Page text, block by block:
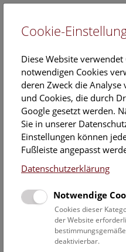
Hier finden Sie die aktuellen
Tages. Für mehr
9. August 2026
Cookie-
Diese Website
notwendigen Cookies
deren Zweck die
und Cookies, die durch
Google gesetzt werden.
Sie in unserer
Einstellungen können
Fußleiste angepasst
Datenschutzerklärung
Notwendige
Cookies dieser
der Website
deaktivierbar.